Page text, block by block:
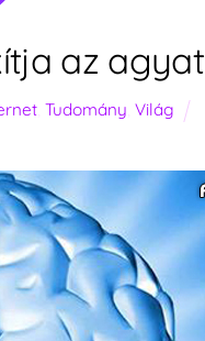
az agyat
,Tudomány ,Világ